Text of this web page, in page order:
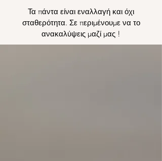
Τα πάντα είναι εναλλαγή και όχι
σταθερότητα. Σε περιμένουμε να το
ανακαλύψεις μαζί μας !